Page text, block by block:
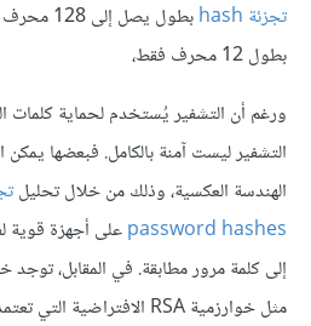
تجزئة hash
بطول يصل إلى 128 محرف لمفتاح
بطول 12 محرف فقط،
ورغم أن التشفير يُستخدم لحماية كلمات
التشفير ليست آمنة بالكامل. فبعضها
الهندسة العكسية، وذلك من خلال تحليل
password hashesعلى أجهزة قوية
إلى كلمة مرور مطابقة. في المقابل، توجد
مثل خوارزمية RSA الافتراضية التي تعتمدها تطبيقات